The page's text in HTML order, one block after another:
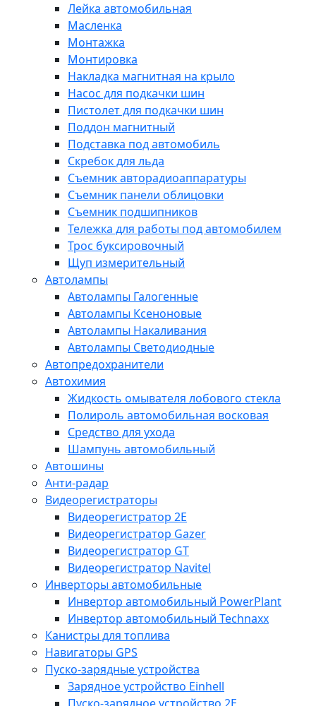
Лейка автомобильная
Масленка
Монтажка
Монтировка
Накладка магнитная на крыло
Насос для подкачки шин
Пистолет для подкачки шин
Поддон магнитный
Подставка под автомобиль
Скребок для льда
Съемник авторадиоаппаратуры
Съемник панели облицовки
Съемник подшипников
Тележка для работы под автомобилем
Трос буксировочный
Щуп измерительный
Автолампы
Автолампы Галогенные
Автолампы Ксеноновые
Автолампы Накаливания
Автолампы Светодиодные
Автопредохранители
Автохимия
Жидкость омывателя лобового стекла
Полироль автомобильная восковая
Средство для ухода
Шампунь автомобильный
Автошины
Анти-радар
Видеорегистраторы
Видеорегистратор 2E
Видеорегистратор Gazer
Видеорегистратор GT
Видеорегистратор Navitel
Инверторы автомобильные
Инвертор автомобильный PowerPlant
Инвертор автомобильный Technaxx
Канистры для топлива
Навигаторы GPS
Пуско-зарядные устройства
Зарядное устройство Einhell